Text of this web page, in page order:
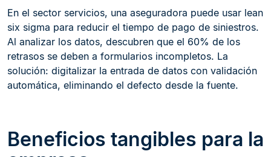
En el sector servicios, una aseguradora puede usar lean
six sigma para reducir el tiempo de pago de siniestros.
Al analizar los datos, descubren que el 60% de los
retrasos se deben a formularios incompletos. La
solución: digitalizar la entrada de datos con validación
automática, eliminando el defecto desde la fuente.
Beneficios tangibles para la